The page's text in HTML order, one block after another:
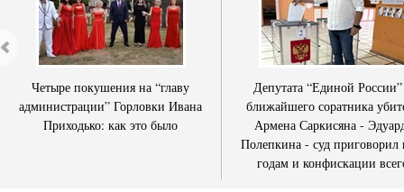
Четыре покушения на “главу
администрации” Горловки Ивана
Приходько: как это было
Депутата “Единой
ближайшего соратника
Армена Саркисяна -
Полепкина - суд приговорил
годам и конфискации